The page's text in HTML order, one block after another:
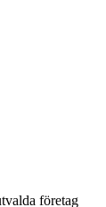
företag